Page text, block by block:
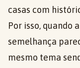
casas com
Por isso, quando
semelhança
mesmo tema